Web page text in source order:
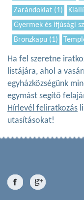
Zarándoklat (1)
Gyermek és ifjúsági
Bronzkapu (1)
Ha fel szeretne
listájára, ahol a
egyházközségünk
egymást segítő
Hírlevél feliratkozás
utasításokat!